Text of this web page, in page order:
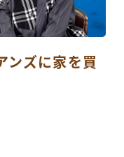
ンズに家を買